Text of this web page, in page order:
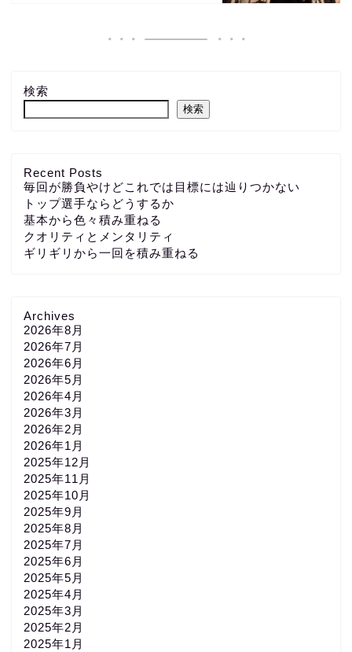
検索
検索
Recent Posts
毎回が勝負やけどこれでは目標には辿りつかない
トップ選手ならどうするか
基本から色々積み重ねる
クオリティとメンタリティ
ギリギリから一回を積み重ねる
Archives
2026年8月
2026年7月
2026年6月
2026年5月
2026年4月
2026年3月
2026年2月
2026年1月
2025年12月
2025年11月
2025年10月
2025年9月
2025年8月
2025年7月
2025年6月
2025年5月
2025年4月
2025年3月
2025年2月
2025年1月